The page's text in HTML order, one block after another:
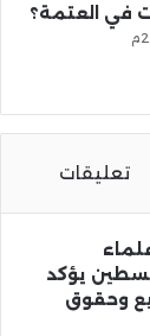
في العتمة؟
تعليقات
يؤكد
وحقوق